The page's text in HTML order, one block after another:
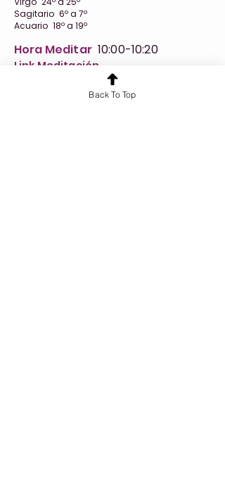
Sagitario 6º a 7º
Acuario 18º a 19º
Hora Meditar 10:00-10:20
Link Meditación
https://www.youtube.com/watch?
v=WnbcpD8bLmE&list=PLfAQPnNYMe0B6EtbD
Back To Top